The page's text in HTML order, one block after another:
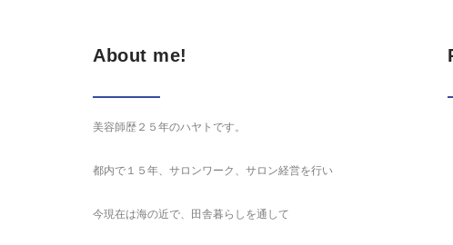
About me!
美容師歴２５年のハヤトです。
都内で１５年、サロンワーク、サロン経営を行い
今現在は海の近で、田舎暮らしを通して